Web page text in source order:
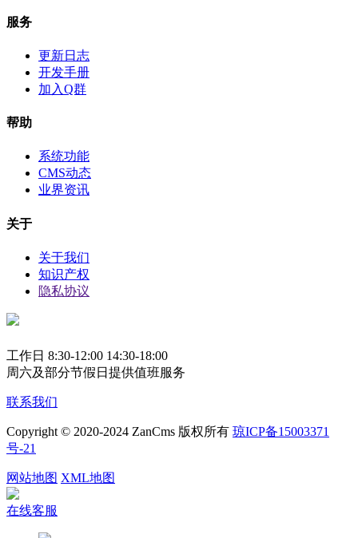
服务
更新日志
开发手册
加入Q群
帮助
系统功能
CMS动态
业界资讯
关于
关于我们
知识产权
隐私协议
工作日 8:30-12:00 14:30-18:00
周六及部分节假日提供值班服务
联系我们
Copyright © 2020-2024 ZanCms 版权所有 琼ICP备15003371
号-21
网站地图 XML地图
在线客服